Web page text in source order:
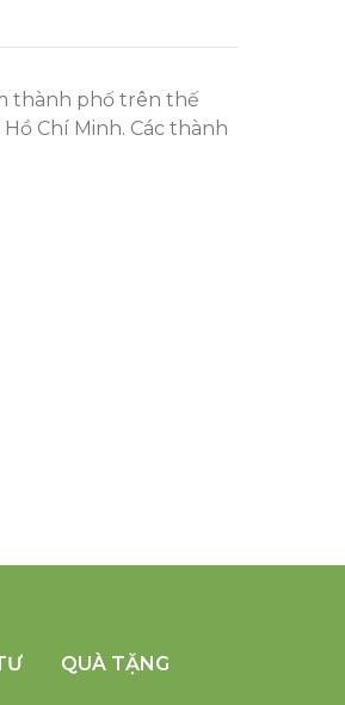
thành phố trên thế
Chí Minh. Các thành
QUÀ TẶNG